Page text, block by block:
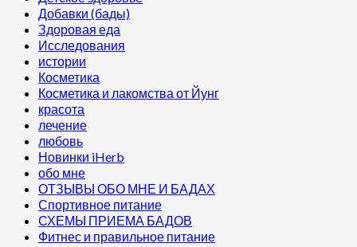
Добавки (бады)
Здоровая еда
Исследования
истории
Косметика
Косметика и лакомства от Йунг
красота
лечение
любовь
Новинки iHerb
обо мне
ОТЗЫВЫ ОБО МНЕ И БАДАХ
Спортивное питание
СХЕМЫ ПРИЕМА БАДОВ
Фитнес и правильное питание